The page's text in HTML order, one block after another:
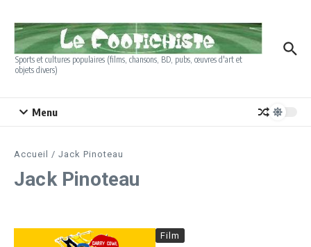
Sports et cultures populaires (films, chansons, BD, pubs, œuvres d'art et
objets divers)
Menu
Accueil / Jack Pinoteau
Jack Pinoteau
Film